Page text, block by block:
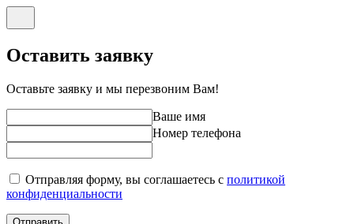
Оставить заявку
Оставьте заявку и мы перезвоним Вам!
Ваше имя
Номер телефона
Отправляя форму, вы соглашаетесь с политикой
конфиденциальности